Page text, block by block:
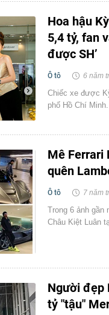
Hoa hậu
5,4 tỷ, fan
được SH’
Ô tô 6 năm
Chiếc xe được
phố Hồ Chí Minh.
Mê Ferrari
quên
Ô tô 7 năm
Trong 6 ảnh gần
Châu Kiệt Luân
Người đẹp
tỷ "tậu"